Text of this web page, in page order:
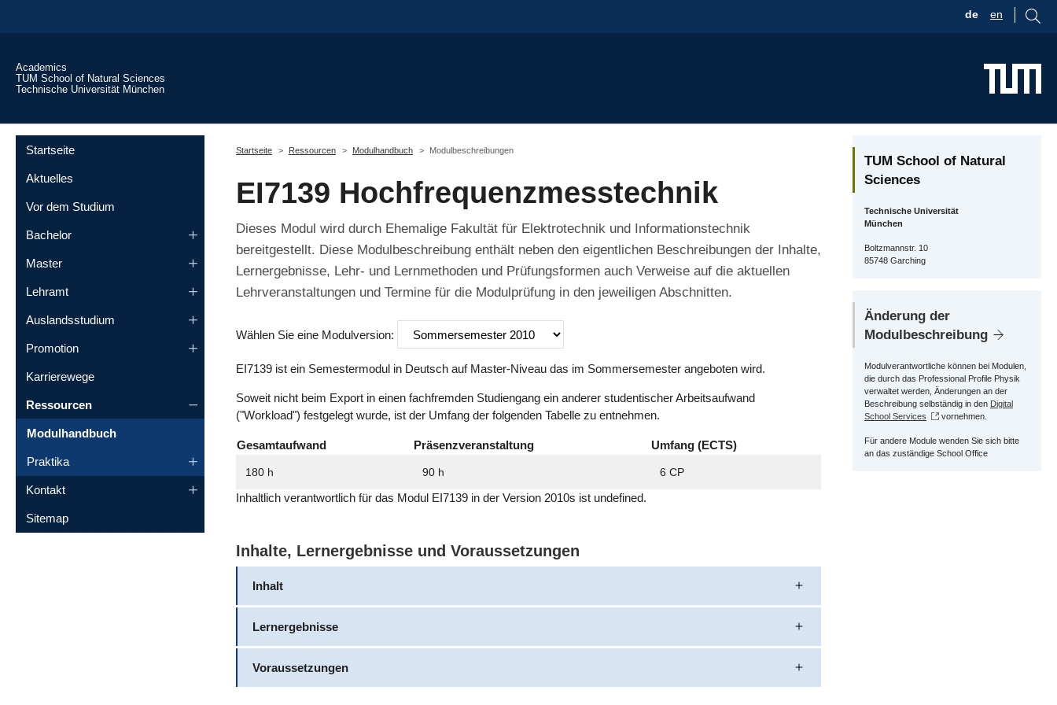
de en
Academics
TUM School of Natural Sciences
Technische Universität München
Startseite
Aktuelles
Vor dem Studium
Bachelor
Master
Lehramt
Auslandsstudium
Promotion
Karrierewege
Ressourcen
Modulhandbuch
Praktika
Kontakt
Sitemap
Startseite
Ressourcen Modulhandbuch Modulbeschreibungen
EI7139 Hochfrequenzmesstechnik
Dieses Modul wird durch Ehemalige Fakultät für Elektrotechnik und Informationstechnik
bereitgestellt. Diese Modulbeschreibung enthält neben den eigentlichen Beschreibungen der Inhalte,
Lernergebnisse, Lehr- und Lernmethoden und Prüfungsformen auch Verweise auf die aktuellen
Lehrveranstaltungen und Termine für die Modulprüfung in den jeweiligen Abschnitten.
Wählen Sie eine Modulversion:
EI7139 ist ein Semestermodul in Deutsch auf Master-Niveau das im Sommersemester angeboten wird.
Soweit nicht beim Export in einen fachfremden Studiengang ein anderer studentischer Arbeitsaufwand
("Workload") festgelegt wurde, ist der Umfang der folgenden Tabelle zu entnehmen.
Gesamtaufwand Präsenzveranstaltung Umfang (ECTS)
180 h 90 h 6 CP
Inhaltlich verantwortlich für das Modul EI7139 in der Version 2010s ist undefined.
Inhalte, Lernergebnisse und Voraussetzungen
Inhalt
Lernergebnisse
Voraussetzungen
TUM School of Natural
Sciences
Technische Universität
München
Boltzmannstr. 10
85748 Garching
Änderung der
Modulbeschreibung
Modulverantwortliche können bei Modulen,
die durch das Professional Profile Physik
verwaltet werden, Änderungen an der
Beschreibung selbständig in den Digital
School Services
vornehmen.
Für andere Module wenden Sie sich bitte
an das zuständige School Office